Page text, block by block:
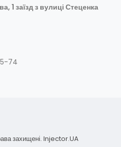
1 заїзд з вулиці Стеценка
74
захищені. Injector.UA